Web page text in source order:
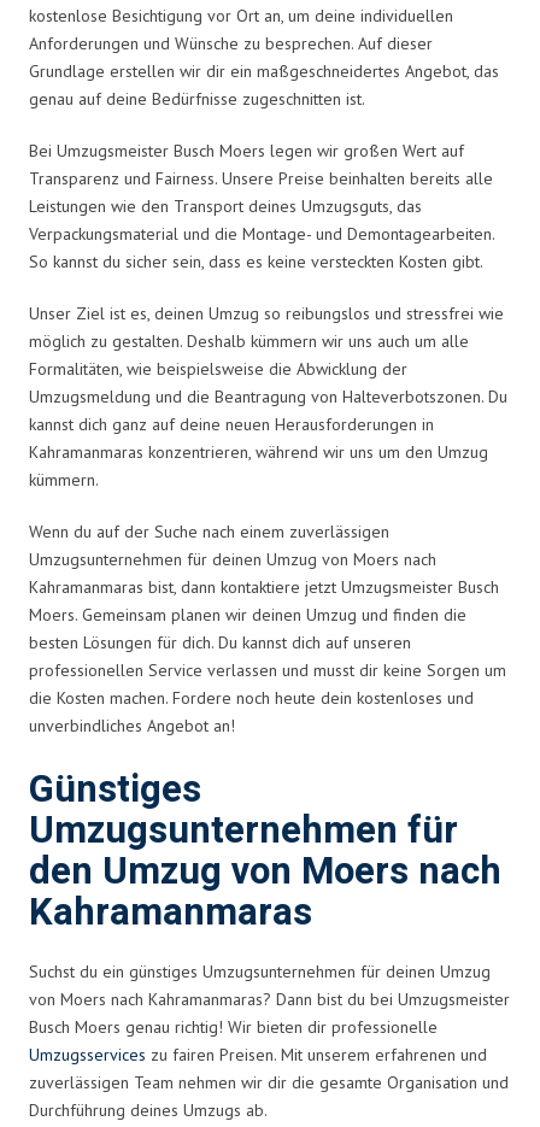
kostenlose Besichtigung vor Ort an, um deine individuellen
Anforderungen und Wünsche zu besprechen. Auf dieser
Grundlage erstellen wir dir ein maßgeschneidertes Angebot, das
genau auf deine Bedürfnisse zugeschnitten ist.
Bei Umzugsmeister Busch Moers legen wir großen Wert auf
Transparenz und Fairness. Unsere Preise beinhalten bereits alle
Leistungen wie den Transport deines Umzugsguts, das
Verpackungsmaterial und die Montage- und Demontagearbeiten.
So kannst du sicher sein, dass es keine versteckten Kosten gibt.
Unser Ziel ist es, deinen Umzug so reibungslos und stressfrei wie
möglich zu gestalten. Deshalb kümmern wir uns auch um alle
Formalitäten, wie beispielsweise die Abwicklung der
Umzugsmeldung und die Beantragung von Halteverbotszonen. Du
kannst dich ganz auf deine neuen Herausforderungen in
Kahramanmaras konzentrieren, während wir uns um den Umzug
kümmern.
Wenn du auf der Suche nach einem zuverlässigen
Umzugsunternehmen für deinen Umzug von Moers nach
Kahramanmaras bist, dann kontaktiere jetzt Umzugsmeister Busch
Moers. Gemeinsam planen wir deinen Umzug und finden die
besten Lösungen für dich. Du kannst dich auf unseren
professionellen Service verlassen und musst dir keine Sorgen um
die Kosten machen. Fordere noch heute dein kostenloses und
unverbindliches Angebot an!
Günstiges
Umzugsunternehmen für
den Umzug von Moers nach
Kahramanmaras
Suchst du ein günstiges Umzugsunternehmen für deinen Umzug
von Moers nach Kahramanmaras? Dann bist du bei Umzugsmeister
Busch Moers genau richtig! Wir bieten dir professionelle
Umzugsservices zu fairen Preisen. Mit unserem erfahrenen und
zuverlässigen Team nehmen wir dir die gesamte Organisation und
Durchführung deines Umzugs ab.